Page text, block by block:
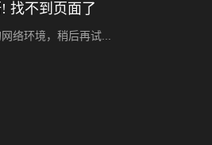
找不到页面了
络环境，稍后再试...